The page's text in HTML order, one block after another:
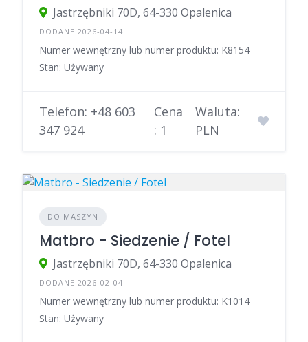
Jastrzębniki 70D, 64-330 Opalenica
DODANE 2026-04-14
Numer wewnętrzny lub numer produktu: K8154
Stan: Używany
Telefon: +48 603
347 924
Cena
: 1
Waluta:
PLN
DO MASZYN
Matbro - Siedzenie / Fotel
Jastrzębniki 70D, 64-330 Opalenica
DODANE 2026-02-04
Numer wewnętrzny lub numer produktu: K1014
Stan: Używany